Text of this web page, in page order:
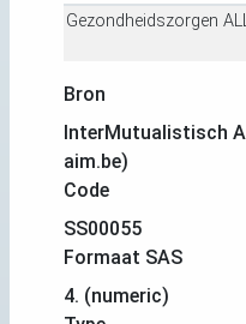
Gezondheidszorgen
Bron
InterMutualistisch
aim.be)
Code
SS00055
Formaat SAS
4. (numeric)